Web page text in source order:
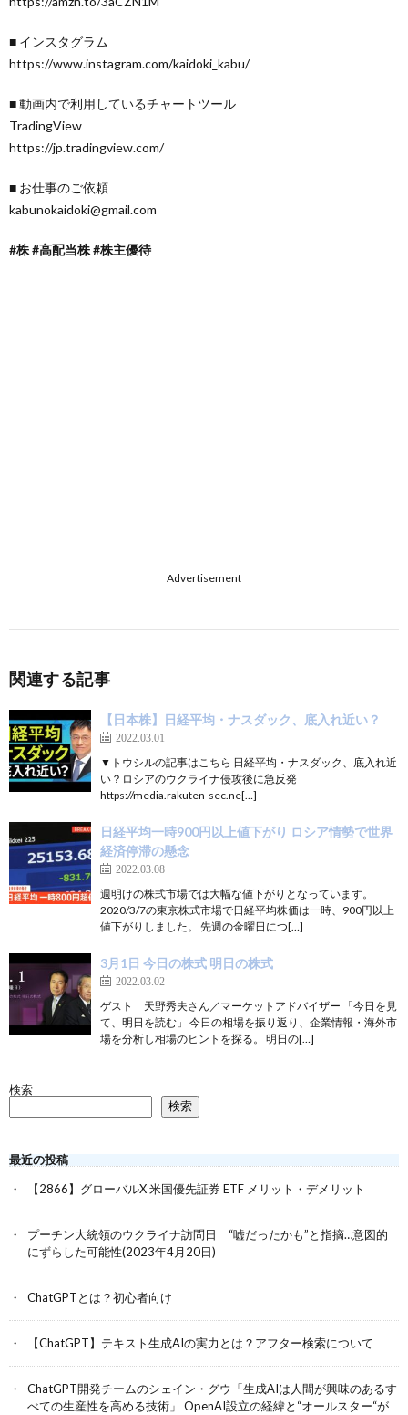
■ インスタグラム
https://www.instagram.com/kaidoki_kabu/
■ 動画内で利用しているチャートツール
TradingView
https://jp.tradingview.com/
■ お仕事のご依頼
kabunokaidoki@gmail.com
#株 #高配当株 #株主優待
Advertisement
関連する記事
【日本株】日経平均・ナスダック、底入れ近い？
2022.03.01
▼トウシルの記事はこちら 日経平均・ナスダック、底入れ近
い？ロシアのウクライナ侵攻後に急反発
https://media.rakuten-sec.ne[…]
日経平均一時900円以上値下がり ロシア情勢で世界
経済停滞の懸念
2022.03.08
週明けの株式市場では大幅な値下がりとなっています。
2020/3/7の東京株式市場で日経平均株価は一時、900円以上
値下がりしました。 先週の金曜日につ[…]
3月1日 今日の株式 明日の株式
2022.03.02
ゲスト 天野秀夫さん／マーケットアドバイザー 「今日を見
て、明日を読む」 今日の相場を振り返り、企業情報・海外市
場を分析し相場のヒントを探る。 明日の[…]
検索
検索
最近の投稿
【2866】グローバルX 米国優先証券 ETF メリット・デメリット
プーチン大統領のウクライナ訪問日 “嘘だったかも”と指摘…意図的
にずらした可能性(2023年4月20日)
ChatGPTとは？初心者向け
【ChatGPT】テキスト生成AIの実力とは？アフター検索について
ChatGPT開発チームのシェイン・グウ「生成AIは人間が興味のあるす
べての生産性を高める技術」 OpenAI設立の経緯と“オールスター“が